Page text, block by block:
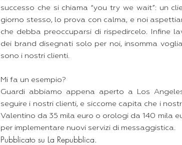
successo che si chiama “you try we wait”: un
giorno stesso, lo prova con calma, e noi
che debba preoccuparsi di rispedircelo. Infine
dei brand disegnati solo per noi, insomma
sono i nostri clienti.
Mi fa un esempio?
Guardi abbiamo appena aperto a Los
seguire i nostri clienti, e siccome capita che i
Valentino da 35 mila euro o orologi da 140 mila
per implementare nuovi servizi di messaggistica.
Pubblicato su La Repubblica.